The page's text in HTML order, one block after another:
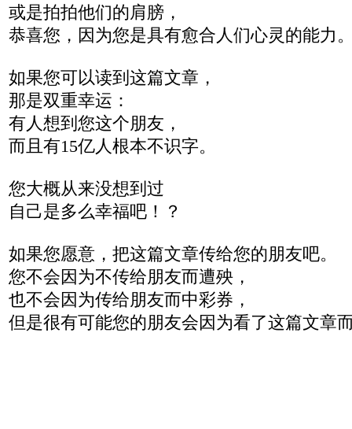
或是拍拍他们的肩膀，
恭喜您，因为您是具有愈合人们心灵的能力
如果您可以读到这篇文章，
那是双重幸运：
有人想到您这个朋友，
而且有15亿人根本不识字。
您大概从来没想到过
自己是多么幸福吧！？
如果您愿意，把这篇文章传给您的朋友吧。
您不会因为不传给朋友而遭殃，
也不会因为传给朋友而中彩券，
但是很有可能您的朋友会因为看了这篇文章